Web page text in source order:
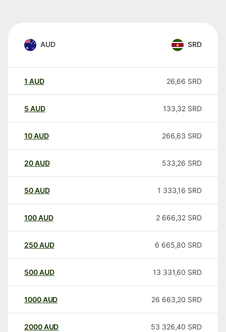
AUD SRD
1 AUD 26,66 SRD
5 AUD 133,32 SRD
10AUD 266,63 SRD
20AUD 533,26 SRD
50AUD 1 333,16 SRD
100AUD 2 666,32 SRD
250AUD 6 665,80 SRD
500AUD 13 331,60 SRD
1000AUD 26 663,20 SRD
2000AUD 53 326,40 SRD